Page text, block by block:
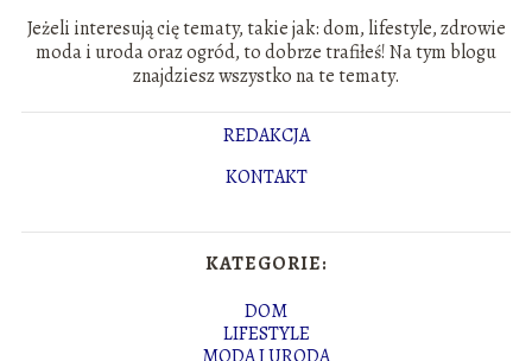
Jeżeli interesują cię tematy, takie jak: dom, lifestyle, zdrowie
moda i uroda oraz ogród, to dobrze trafiłeś! Na tym blogu
znajdziesz wszystko na te tematy.
REDAKCJA
KONTAKT
KATEGORIE:
DOM
LIFESTYLE